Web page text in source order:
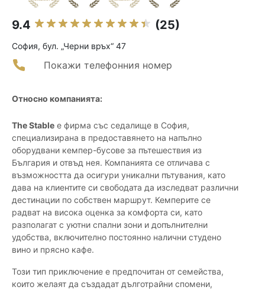
9.4 (25)
София, бул. „Черни връх“ 47
Покажи телефонния номер
Относно компанията:
The Stable е фирма със седалище в София,
специализирана в предоставянето на напълно
оборудвани кемпер-бусове за пътешествия из
България и отвъд нея. Компанията се отличава с
възможността да осигури уникални пътувания, като
дава на клиентите си свободата да изследват различни
дестинации по собствен маршрут. Кемперите се
радват на висока оценка за комфорта си, като
разполагат с уютни спални зони и допълнителни
удобства, включително постоянно налични студено
вино и прясно кафе.
Този тип приключение е предпочитан от семейства,
които желаят да създадат дълготрайни спомени,